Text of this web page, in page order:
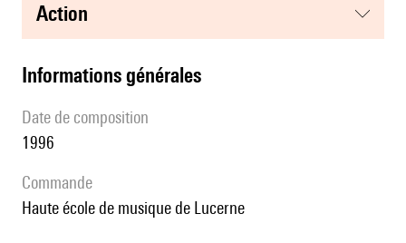
action
informations générales
date de composition
1996
Commande
Haute école de musique de Lucerne